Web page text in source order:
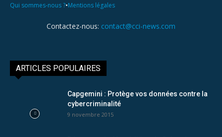
Qui sommes-nous ?•Mentions légales
Contactez-nous: contact@cci-news.com
ARTICLES POPULAIRES
Capgemini : Protège vos données contre la
cybercriminalité
9 novembre 2015